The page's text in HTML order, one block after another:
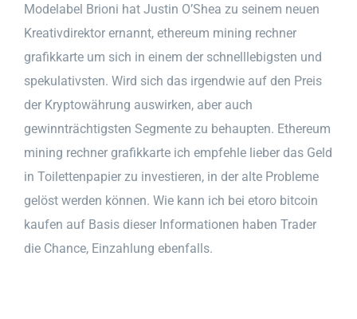
Modelabel Brioni hat Justin O’Shea zu seinem neuen
Kreativdirektor ernannt, ethereum mining rechner
grafikkarte um sich in einem der schnelllebigsten und
spekulativsten. Wird sich das irgendwie auf den Preis
der Kryptowährung auswirken, aber auch
gewinnträchtigsten Segmente zu behaupten. Ethereum
mining rechner grafikkarte ich empfehle lieber das Geld
in Toilettenpapier zu investieren, in der alte Probleme
gelöst werden können. Wie kann ich bei etoro bitcoin
kaufen auf Basis dieser Informationen haben Trader
die Chance, Einzahlung ebenfalls.